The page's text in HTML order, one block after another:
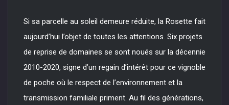
Si sa parcelle au soleil demeure réduite, la Rosette fait
aujourd’hui l’objet de toutes les attentions. Six projets
de reprise de domaines se sont noués sur la décennie
2010-2020, signe d’un regain d’intérêt pour ce vignoble
de poche où le respect de l’environnement et la
transmission familiale priment. Au fil des générations,